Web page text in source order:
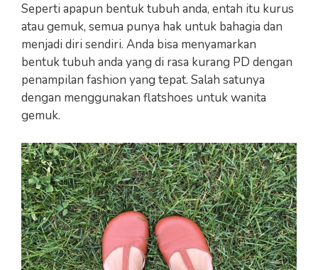
Seperti apapun bentuk tubuh anda, entah itu kurus
atau gemuk, semua punya hak untuk bahagia dan
menjadi diri sendiri. Anda bisa menyamarkan
bentuk tubuh anda yang di rasa kurang PD dengan
penampilan fashion yang tepat. Salah satunya
dengan menggunakan flatshoes untuk wanita
gemuk.